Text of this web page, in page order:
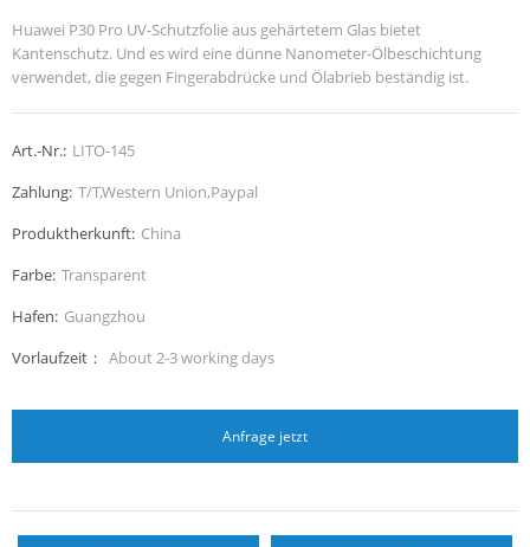
Huawei P30 Pro UV-Schutzfolie aus gehärtetem Glas bietet
Kantenschutz. Und es wird eine dünne Nanometer-Ölbeschichtung
verwendet, die gegen Fingerabdrücke und Ölabrieb beständig ist.
Art.-Nr.: LITO-145
Zahlung: T/T,Western Union,Paypal
Produktherkunft: China
Farbe: Transparent
Hafen: Guangzhou
Vorlaufzeit： About 2-3 working days
Anfrage jetzt